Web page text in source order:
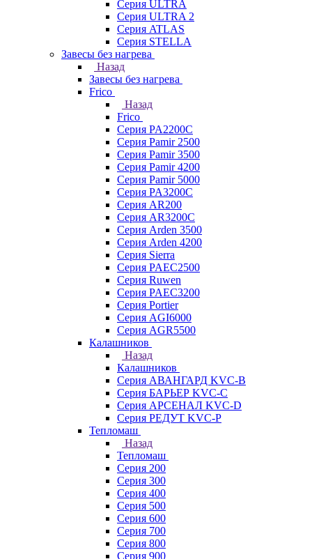
Серия ULTRA
Серия ULTRA 2
Серия ATLAS
Серия STELLA
Завесы без нагрева
Назад
Завесы без нагрева
Frico
Назад
Frico
Серия PA2200C
Серия Pamir 2500
Серия Pamir 3500
Серия Pamir 4200
Серия Pamir 5000
Серия PA3200C
Серия AR200
Серия AR3200C
Серия Arden 3500
Серия Arden 4200
Серия Sierra
Серия PAEC2500
Серия Ruwen
Серия PAEC3200
Серия Portier
Серия AGI6000
Серия AGR5500
Калашников
Назад
Калашников
Серия АВАНГАРД KVC-B
Серия БАРЬЕР KVC-C
Серия АРСЕНАЛ KVC-D
Серия РЕДУТ KVC-P
Тепломаш
Назад
Тепломаш
Серия 200
Серия 300
Серия 400
Серия 500
Серия 600
Серия 700
Серия 800
Серия 900